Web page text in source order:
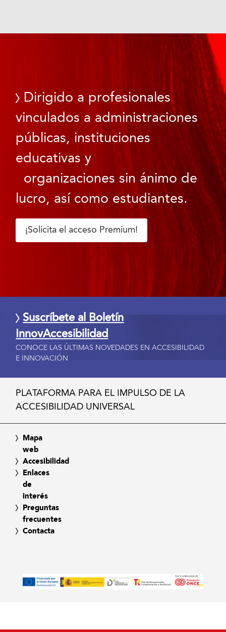
Dirigido a profesionales
vinculados a administraciones
públicas, instituciones
educativas y
organizaciones sin ánimo de
lucro, así como estudiantes.
¡Solicita el acceso Premium!
Suscríbete al Boletín
InnovAccesibilidad
CONOCE LAS ÚLTIMAS NOVEDADES EN ACCESIBILIDAD
E INNOVACIÓN
PLATAFORMA PARA EL IMPULSO DE LA
ACCESIBILIDAD UNIVERSAL
Mapa
web
Accesibilidad
Enlaces
de
interés
Preguntas
frecuentes
Contacta